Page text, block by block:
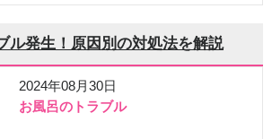
ル発生！原因別の対処法を解説
2024年08月30日
お風呂のトラブル